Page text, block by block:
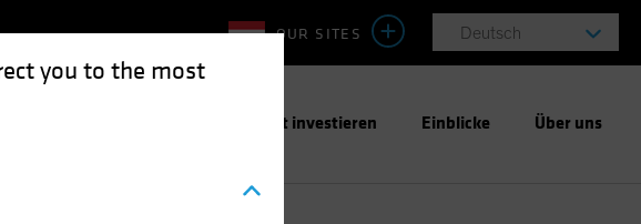
you to the most
Deutsch
OUR SITES
Verantwortungsbewusst investieren Einblicke Über uns